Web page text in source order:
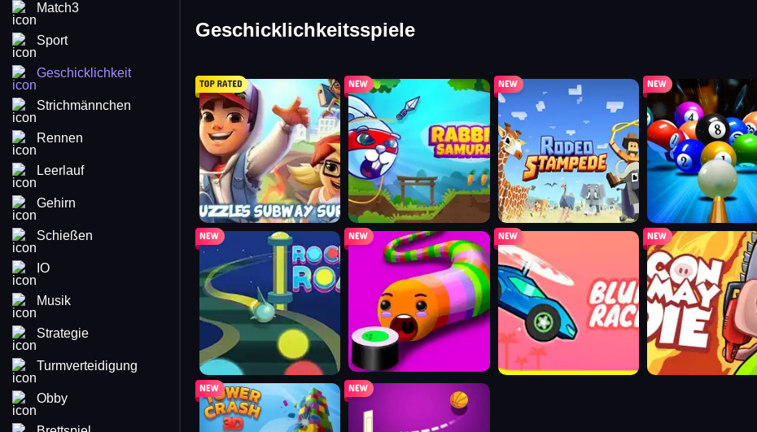
Match3
Sport
Geschicklichkeit
Strichmännchen
Rennen
Leerlauf
Gehirn
Schießen
IO
Musik
Strategie
Turmverteidigung
Obby
Geschicklichkeitsspiele
subway surfers rabbit samurai rodeo stampede 9 ball pool
rocket road sushi party blumgi racers bacon may die
tower crash 3d dunkbrush